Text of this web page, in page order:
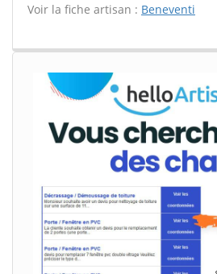
Voir la fiche artisan : Beneventi